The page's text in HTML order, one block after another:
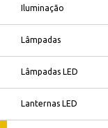
Iluminação
Lâmpadas
Lâmpadas LED
Lanternas LED